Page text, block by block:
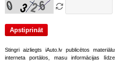
Stingri aizliegts iAuto.lv publicētos
interneta portālos, masu informācijas